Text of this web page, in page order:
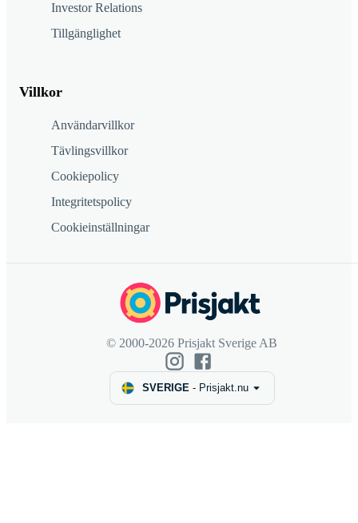
Investor Relations
Tillgänglighet
Villkor
Användarvillkor
Tävlingsvillkor
Cookiepolicy
Integritetspolicy
Cookieinställningar
© 2000-2026 Prisjakt Sverige AB
SVERIGE- Prisjakt.nu